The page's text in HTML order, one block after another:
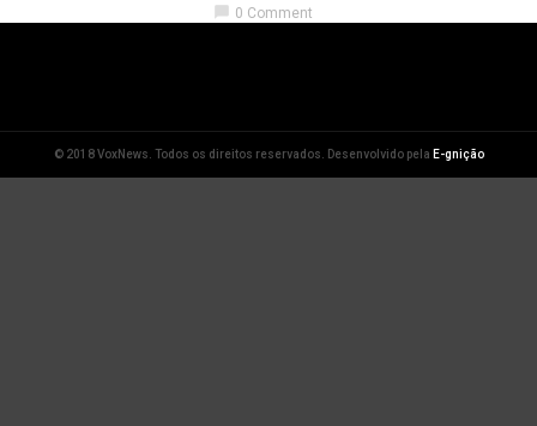
chat_bubble 0 Comment
© 2018 VoxNews. Todos os direitos reservados. Desenvolvido pela E-gnição